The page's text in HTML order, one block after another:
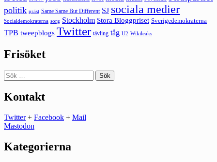
politik präst Same Same But Different SJ sociala medier
Socialdemokraterna sorg Stockholm Stora Bloggpriset Sverigedemokraterna
TPB tweepblogs Twitter tävling tåg U2 Wikileaks
Frisöket
Sök
efter:
Kontakt
Twitter+ Facebook + Mail
Mastodon
Kategorierna